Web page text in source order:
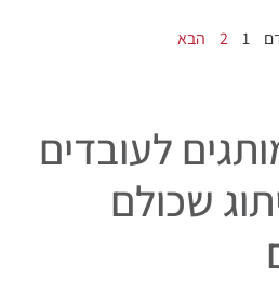
1
2 הבא
לעובדים
שכולם